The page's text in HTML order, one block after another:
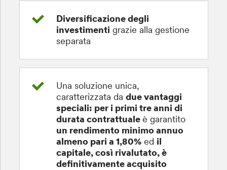
Diversificazione degli
investimenti grazie alla gestione
separata
Una soluzione unica,
caratterizzata dadue vantaggi
speciali: per i primi tre anni di
durata contrattualeè garantito
un rendimento minimo annuo
almeno pari a 1,80% ed il
capitale, così rivalutato, è
definitivamente acquisito